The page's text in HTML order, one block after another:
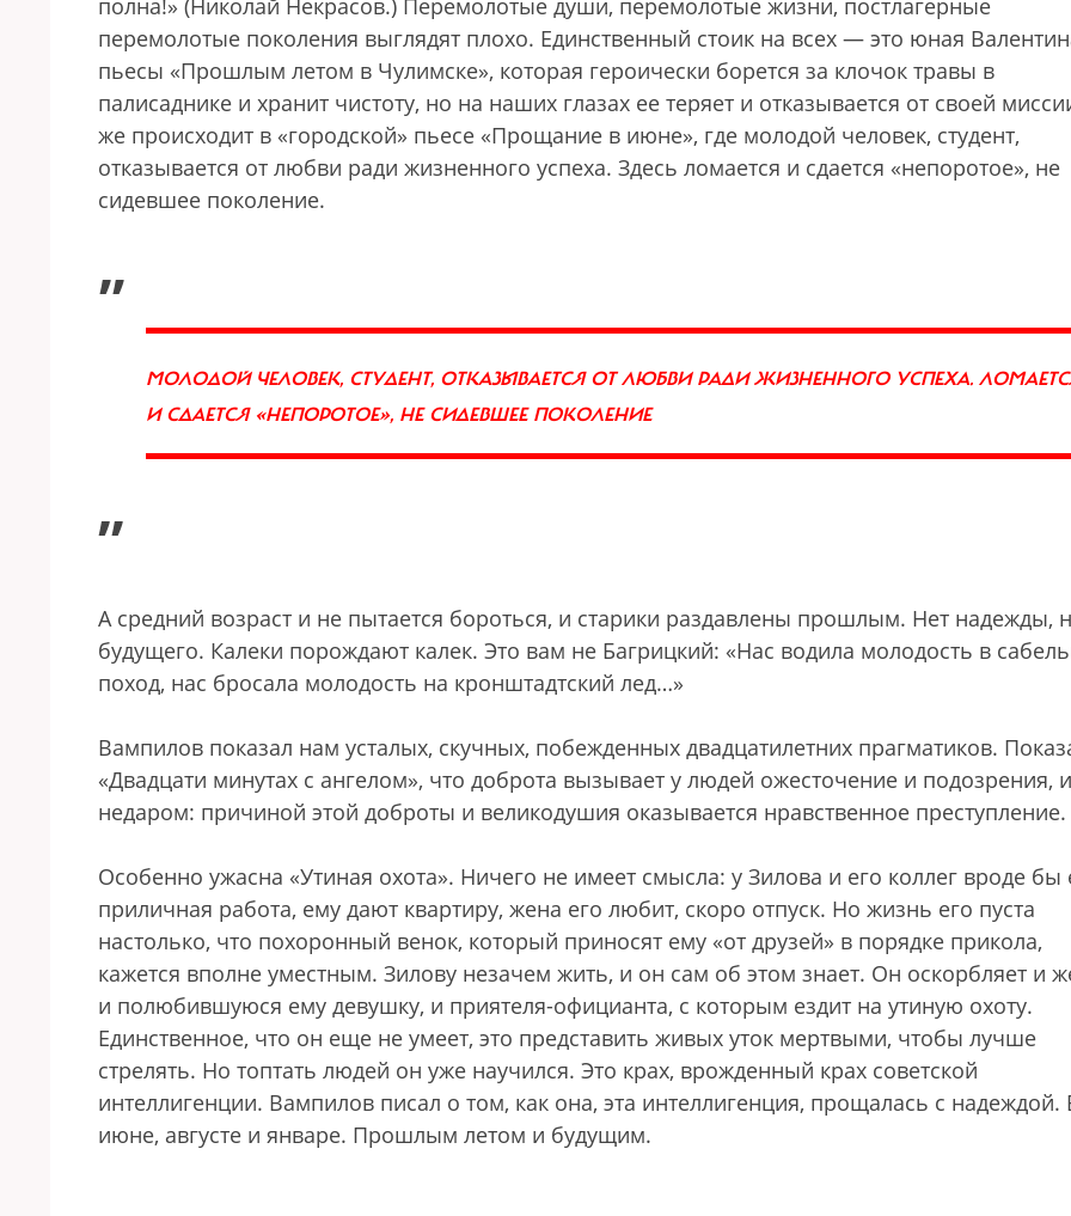
полна!» (Николай Некрасов.) Перемолотые души, перемолотые жизни, постлагерные
перемолотые поколения выглядят плохо. Единственный стоик на всех — это юная
пьесы «Прошлым летом в Чулимске», которая героически борется за клочок травы в
палисаднике и хранит чистоту, но на наших глазах ее теряет и отказывается от своей
же происходит в «городской» пьесе «Прощание в июне», где молодой человек, студент,
отказывается от любви ради жизненного успеха. Здесь ломается и сдается «непоротое», не
сидевшее поколение.
„
МОЛОДОЙ ЧЕЛОВЕК, СТУДЕНТ, ОТКАЗЫВАЕТСЯ ОТ ЛЮБВИ РАДИ ЖИЗНЕННОГО УСПЕХА.
И СДАЕТСЯ «НЕПОРОТОЕ», НЕ СИДЕВШЕЕ ПОКОЛЕНИЕ
”
А средний возраст и не пытается бороться, и старики раздавлены прошлым. Нет надежды,
будущего. Калеки порождают калек. Это вам не Багрицкий: «Нас водила молодость в
поход, нас бросала молодость на кронштадтский лед…»
Вампилов показал нам усталых, скучных, побежденных двадцатилетних прагматиков.
«Двадцати минутах с ангелом», что доброта вызывает у людей ожесточение и подозрения, и
недаром: причиной этой доброты и великодушия оказывается нравственное преступление.
Особенно ужасна «Утиная охота». Ничего не имеет смысла: у Зилова и его коллег вроде бы
приличная работа, ему дают квартиру, жена его любит, скоро отпуск. Но жизнь его пуста
настолько, что похоронный венок, который приносят ему «от друзей» в порядке прикола,
кажется вполне уместным. Зилову незачем жить, и он сам об этом знает. Он оскорбляет и
и полюбившуюся ему девушку, и приятеля-официанта, с которым ездит на утиную охоту.
Единственное, что он еще не умеет, это представить живых уток мертвыми, чтобы лучше
стрелять. Но топтать людей он уже научился. Это крах, врожденный крах советской
интеллигенции. Вампилов писал о том, как она, эта интеллигенция, прощалась с надеждой.
июне, августе и январе. Прошлым летом и будущим.